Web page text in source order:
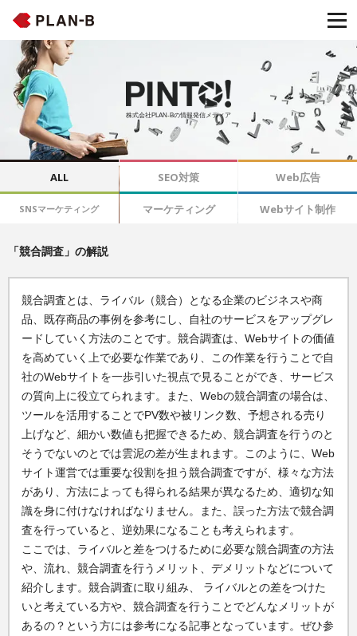
株式会社PLAN-Bの情報発信メディア
ALL SEO対策 Web広告
SNSマーケティング マーケティング Webサイト制作
「競合調査」の解説
競合調査とは、ライバル（競合）となる企業のビジネスや商
品、既存商品の事例を参考にし、自社のサービスをアップグレ
ードしていく方法のことです。競合調査は、Webサイトの価値
を高めていく上で必要な作業であり、この作業を行うことで自
社のWebサイトを一歩引いた視点で見ることができ、サービス
の質向上に役立てられます。また、Webの競合調査の場合は、
ツールを活用することでPV数や被リンク数、予想される売り
上げなど、細かい数値も把握できるため、競合調査を行うのと
そうでないのとでは雲泥の差が生まれます。このように、Web
サイト運営では重要な役割を担う競合調査ですが、様々な方法
があり、方法によっても得られる結果が異なるため、適切な知
識を身に付けなければなりません。また、誤った方法で競合調
査を行っていると、逆効果になることも考えられます。
ここでは、ライバルと差をつけるために必要な競合調査の方法
や、流れ、競合調査を行うメリット、デメリットなどについて
紹介します。競合調査に取り組み、 ライバルとの差をつけた
いと考えている方や、競合調査を行うことでどんなメリットが
あるの？という方には参考になる記事となっています。ぜひ参